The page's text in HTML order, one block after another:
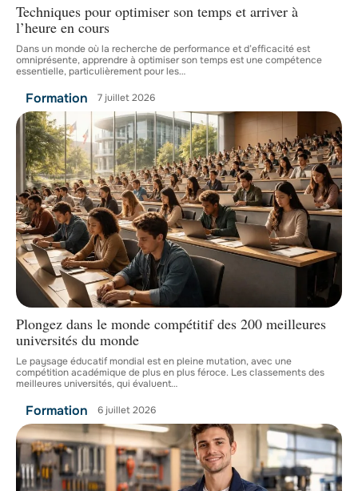
Techniques pour optimiser son temps et arriver à
l’heure en cours
Dans un monde où la recherche de performance et d’efficacité est
omniprésente, apprendre à optimiser son temps est une compétence
essentielle, particulièrement pour les…
Formation 7 juillet 2026
Plongez dans le monde compétitif des 200 meilleures
universités du monde
Le paysage éducatif mondial est en pleine mutation, avec une
compétition académique de plus en plus féroce. Les classements des
meilleures universités, qui évaluent…
Formation 6 juillet 2026